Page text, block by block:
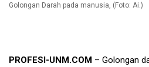
Golongan Darah pada manusia, (Foto: Ai.)
PROFESI-UNM.COM – Golongan